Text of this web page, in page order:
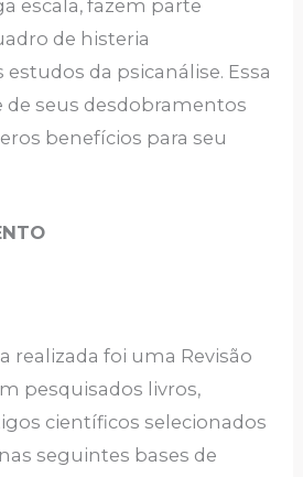
escala, fazem parte
de histeria
da psicanálise. Essa
de seus desdobramentos
benefícios para seu
realizada foi uma Revisão
pesquisados livros,
científicos selecionados
seguintes bases de